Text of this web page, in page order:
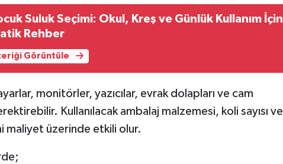
Suluk Seçimi: Okul, Kreş ve Günlük Kullanım İçin
Rehber
Görüntüle
monitörler, yazıcılar, evrak dolapları ve cam
Kullanılacak ambalaj malzemesi, koli sayısı ve
maliyet üzerinde etkili olur.